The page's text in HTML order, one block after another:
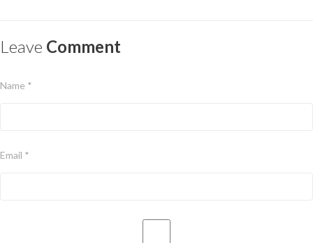
Leave Comment
Name *
Email *